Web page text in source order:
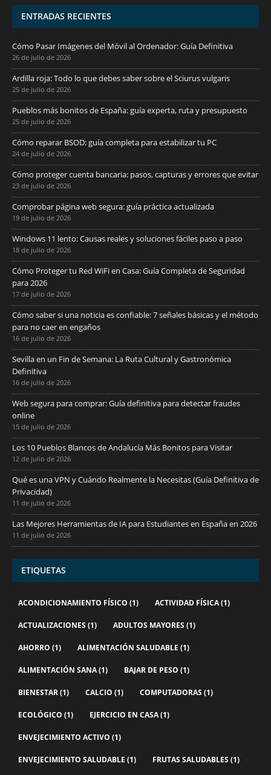
ENTRADAS RECIENTES
Cómo Pasar Imágenes del Móvil al Ordenador: Guía Definitiva
26 de julio de 2026
Ardilla roja: Todo lo que debes saber sobre el Sciurus vulgaris
25 de julio de 2026
Pueblos más bonitos de España: guía experta, ruta y presupuesto
25 de julio de 2026
Cómo reparar BSOD: guía completa para estabilizar tu PC
24 de julio de 2026
Cómo proteger cuenta bancaria: pasos, capturas y errores que evitar
23 de julio de 2026
Comprobar página web segura: guía práctica actualizada
19 de julio de 2026
Windows 11 lento: Causas reales y soluciones fáciles paso a paso
18 de julio de 2026
Cómo Proteger tu Red WiFi en Casa: Guía Completa de Seguridad
para 2026
17 de julio de 2026
Cómo saber si una noticia es confiable: 7 señales básicas y el método
para no caer en engaños
16 de julio de 2026
Sevilla en un Fin de Semana: La Ruta Cultural y Gastronómica
Definitiva
16 de julio de 2026
Web segura para comprar: Guía definitiva para detectar fraudes
online
15 de julio de 2026
Los 10 Pueblos Blancos de Andalucía Más Bonitos para Visitar
12 de julio de 2026
Qué es una VPN y Cuándo Realmente la Necesitas (Guía Definitiva de
Privacidad)
11 de julio de 2026
Las Mejores Herramientas de IA para Estudiantes en España en 2026
11 de julio de 2026
ETIQUETAS
ACONDICIONAMIENTO FÍSICO (1) ACTIVIDAD FÍSICA(1)
ACTUALIZACIONES (1) ADULTOS MAYORES (1)
AHORRO (1) ALIMENTACIÓN SALUDABLE (1)
ALIMENTACIÓN SANA(1) BAJAR DE PESO (1)
BIENESTAR(1) CALCIO (1) COMPUTADORAS (1)
ECOLÓGICO (1) EJERCICIO EN CASA(1)
ENVEJECIMIENTO ACTIVO (1)
ENVEJECIMIENTO SALUDABLE (1) FRUTAS SALUDABLES (1)